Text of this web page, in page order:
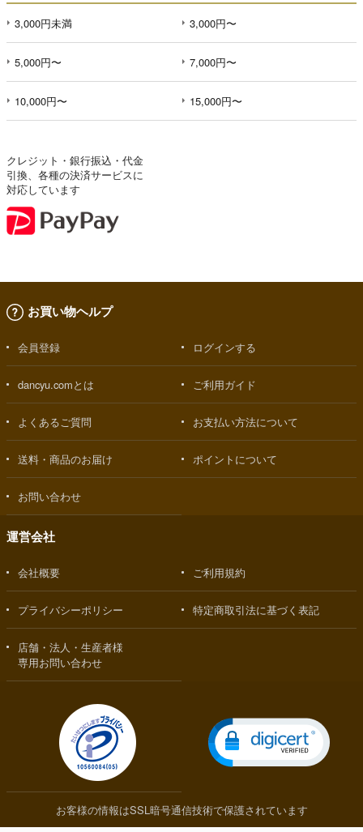
3,000円未満 3,000円〜
5,000円〜 7,000円〜
10,000円〜 15,000円〜
クレジット・銀行振込・代金
引換、各種の決済サービスに
対応しています
お買い物ヘルプ
会員登録 ログインする
dancyu.comとは ご利用ガイド
よくあるご質問 お支払い方法について
送料・商品のお届け ポイントについて
お問い合わせ
運営会社
会社概要 ご利用規約
プライバシーポリシー 特定商取引法に基づく表記
店舗・法人・生産者様
専用お問い合わせ
お客様の情報はSSL暗号通信技術で保護されています